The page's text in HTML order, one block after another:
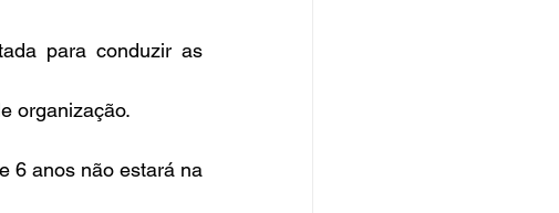
para conduzir as
organização.
6 anos não estará na